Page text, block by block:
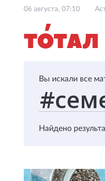
06 августа, 07:10
Вы искали все
Найдено